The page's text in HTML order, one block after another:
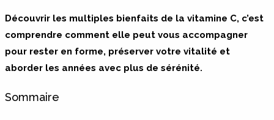
Découvrir les multiples bienfaits de la vitamine C, c’est
comprendre comment elle peut vous accompagner
pour rester en forme, préserver votre vitalité et
aborder les années avec plus de sérénité.
Sommaire